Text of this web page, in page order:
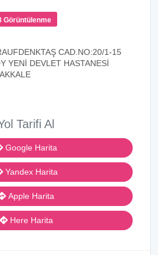
Görüntülenme
CAD.NO:20/1-15
YENİ DEVLET HASTANESİ
Tarifi Al
Google Harita
Yandex Harita
Apple Harita
Here Harita